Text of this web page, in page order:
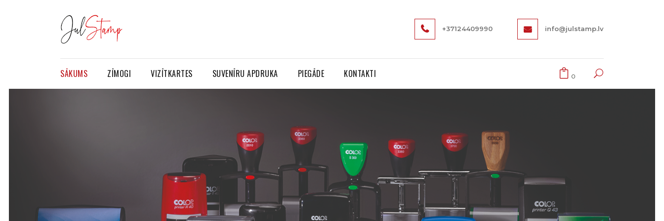
+37124409990 info@julstamp.lv
SĀKUMS ZĪMOGI VIZĪTKARTES SUVENĪRU APDRUKA PIEGĀDE KONTAKTI 0